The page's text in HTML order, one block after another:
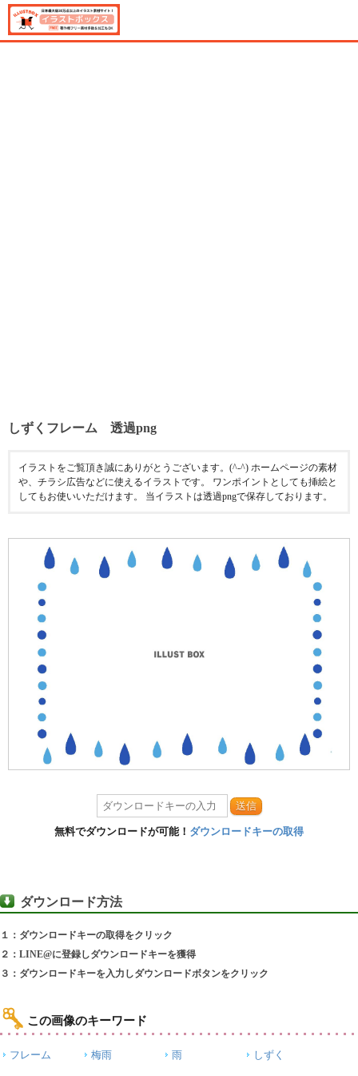
しずくフレーム 透過png
イラストをご覧頂き誠にありがとうございます。(^-^) ホームページの素材
や、チラシ広告などに使えるイラストです。 ワンポイントとしても挿絵と
してもお使いいただけます。 当イラストは透過pngで保存しております。
送信
無料でダウンロードが可能！ ダウンロードキーの取得
ダウンロード方法
１：ダウンロードキーの取得をクリック
２：LINE@に登録しダウンロードキーを獲得
３：ダウンロードキーを入力しダウンロードボタンをクリック
この画像のキーワード
フレーム 梅雨 雨 しずく